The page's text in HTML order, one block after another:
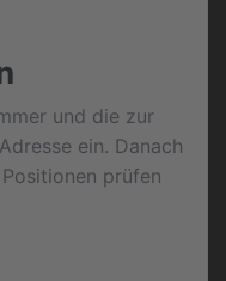
und die zur
ein. Danach
prüfen